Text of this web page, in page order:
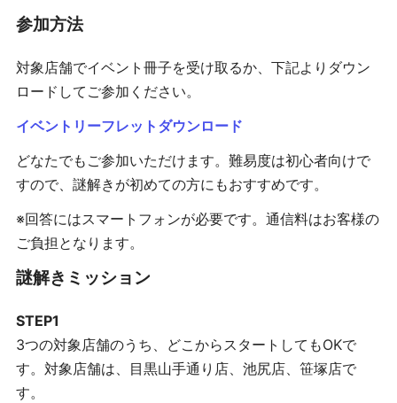
参加方法
対象店舗でイベント冊子を受け取るか、下記よりダウン
ロードしてご参加ください。
イベントリーフレットダウンロード
どなたでもご参加いただけます。難易度は初心者向けで
すので、謎解きが初めての方にもおすすめです。
※回答にはスマートフォンが必要です。通信料はお客様の
ご負担となります。
謎解きミッション
STEP1
3つの対象店舗のうち、どこからスタートしてもOKで
す。対象店舗は、目黒山手通り店、池尻店、笹塚店で
す。